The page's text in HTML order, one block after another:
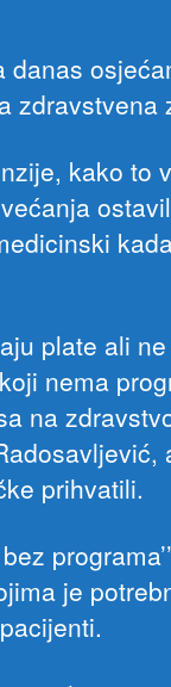
danas
kako to
plate ali
nema
na
prihvatili.
je